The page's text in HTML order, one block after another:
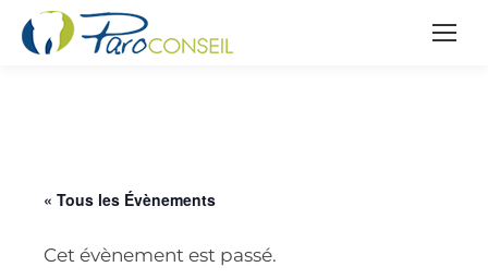
« Tous les Évènements
Cet évènement est passé.